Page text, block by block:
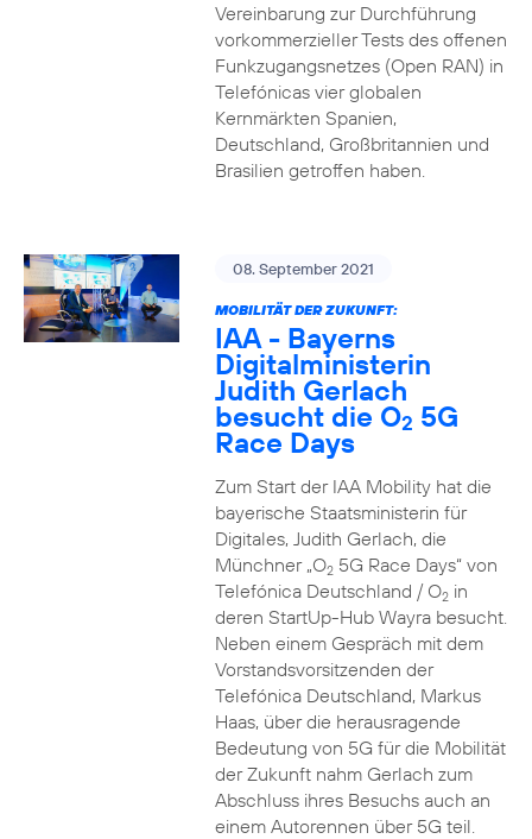
Vereinbarung zur Durchführung
vorkommerzieller Tests des offenen
Funkzugangsnetzes (Open RAN) in
Telefónicas vier globalen
Kernmärkten Spanien,
Deutschland, Großbritannien und
Brasilien getroffen haben.
08. September 2021
MOBILITÄT DER ZUKUNFT:
IAA - Bayerns
Digitalministerin
Judith Gerlach
besucht die O2 5G
Race Days
Zum Start der IAA Mobility hat die
bayerische Staatsministerin für
Digitales, Judith Gerlach, die
Münchner „O25G Race Days“ von
Telefónica Deutschland / O2in
deren StartUp-Hub Wayra besucht.
Neben einem Gespräch mit dem
Vorstandsvorsitzenden der
Telefónica Deutschland, Markus
Haas, über die herausragende
Bedeutung von 5G für die Mobilität
der Zukunft nahm Gerlach zum
Abschluss ihres Besuchs auch an
einem Autorennen über 5G teil.